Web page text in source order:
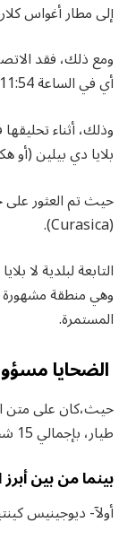
إلى مطار أغواس
أي في الساعة 11:54 صباحا.
وذلك، أثناء
بلايا دي بيلين (أو
حيث تم العثور على
(Curasica).
التابعة لبلدية لا
وهي منطقة مشهورة
المستمرة.
الضحايا
طيار، بإجمالي 15 شخصا.
بينما من بين
أولآ- ديوجينيس